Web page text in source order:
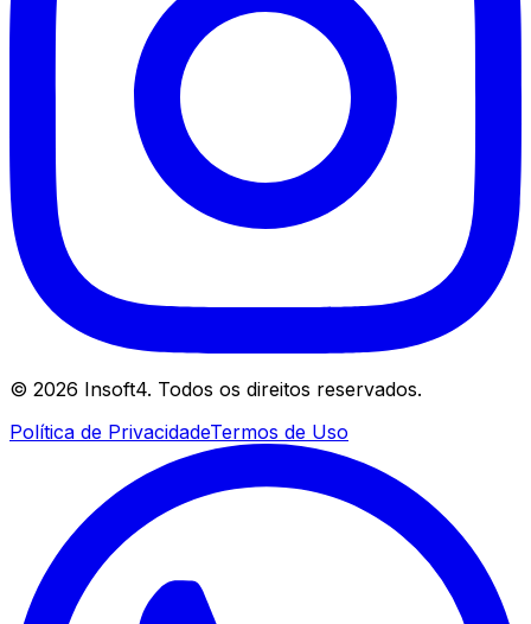
© 2026 Insoft4. Todos os direitos reservados.
Política de PrivacidadeTermos de Uso